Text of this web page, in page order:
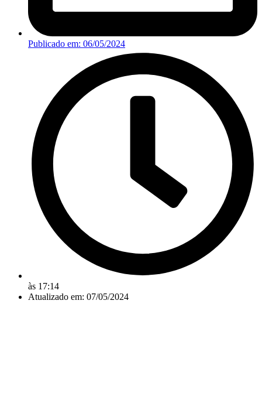
Publicado em: 06/05/2024
às 17:14
Atualizado em: 07/05/2024